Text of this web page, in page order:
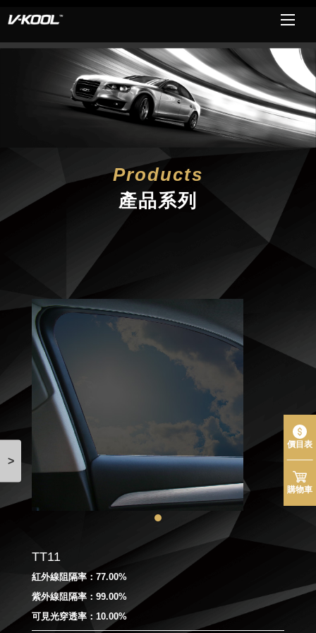
Products
產品系列
>
TT11
紅外線阻隔率：77.00%
紫外線阻隔率：99.00%
可見光穿透率：10.00%
價目表
購物車